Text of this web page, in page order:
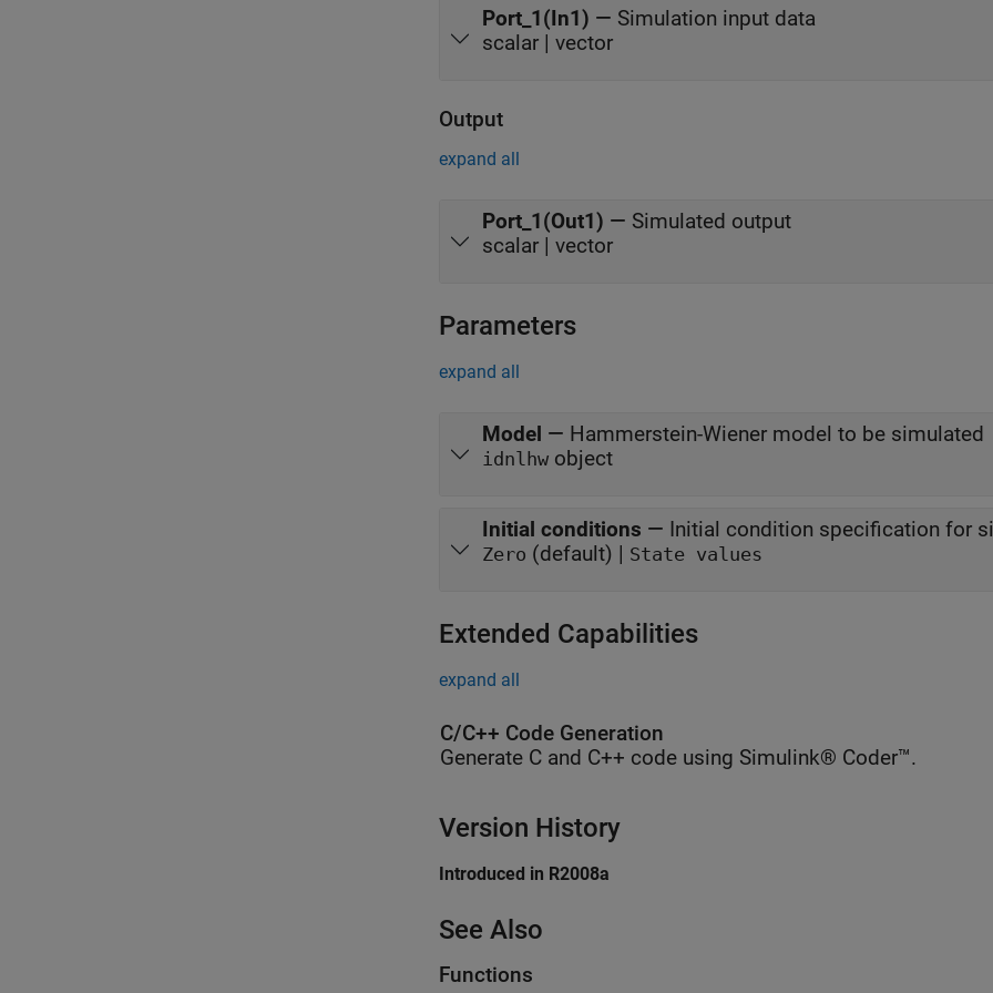
Port_1(In1) — Simulation input data
scalar | vector
Output
expand all
Port_1(Out1) — Simulated output
scalar | vector
Parameters
expand all
Model — Hammerstein-Wiener model to be simulated
idnlhw object
Initial conditions — Initial condition specification for
Zero (default) | State values
Extended Capabilities
expand all
C/C++ Code Generation
Generate C and C++ code using Simulink® Coder™.
Version History
Introduced in R2008a
See Also
Functions